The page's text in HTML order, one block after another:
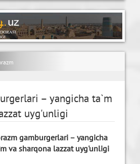
– yangicha ta`m
uyg'unligi
gamburgerlari – yangicha
va sharqona lazzat uyg'unligi